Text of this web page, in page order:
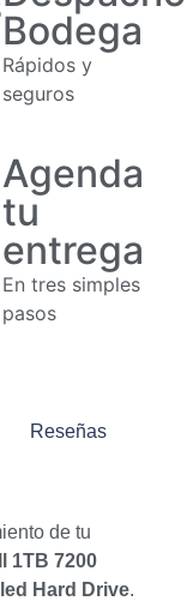
Bodega
Rápidos y
seguros
Agenda
tu
entrega
En tres simples
pasos
Reseñas
de tu
1TB 7200
Hard Drive.